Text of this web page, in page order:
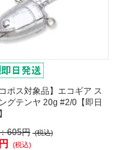
ポス対象品】エコギア ス
グテンヤ 20g #2/0【即日
605円 (税込)
(税込)